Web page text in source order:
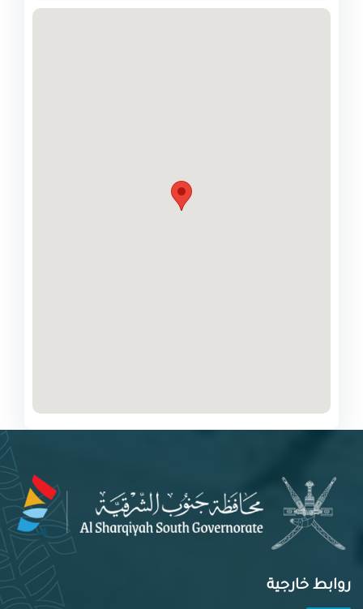
روابط خارجية